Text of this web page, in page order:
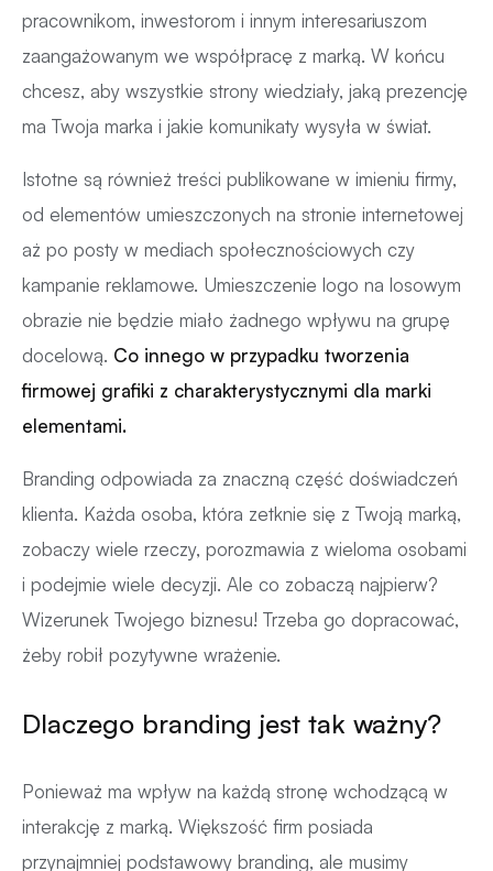
pracownikom, inwestorom i innym interesariuszom
zaangażowanym we współpracę z marką. W końcu
chcesz, aby wszystkie strony wiedziały, jaką prezencję
ma Twoja marka i jakie komunikaty wysyła w świat.
Istotne są również treści publikowane w imieniu firmy,
od elementów umieszczonych na stronie internetowej
aż po posty w mediach społecznościowych czy
kampanie reklamowe. Umieszczenie logo na losowym
obrazie nie będzie miało żadnego wpływu na grupę
docelową. Co innego w przypadku tworzenia
firmowej grafiki z charakterystycznymi dla marki
elementami.
Branding odpowiada za znaczną część doświadczeń
klienta. Każda osoba, która zetknie się z Twoją marką,
zobaczy wiele rzeczy, porozmawia z wieloma osobami
i podejmie wiele decyzji. Ale co zobaczą najpierw?
Wizerunek Twojego biznesu! Trzeba go dopracować,
żeby robił pozytywne wrażenie.
Dlaczego branding jest tak ważny?
Ponieważ ma wpływ na każdą stronę wchodzącą w
interakcję z marką. Większość firm posiada
przynajmniej podstawowy branding, ale musimy